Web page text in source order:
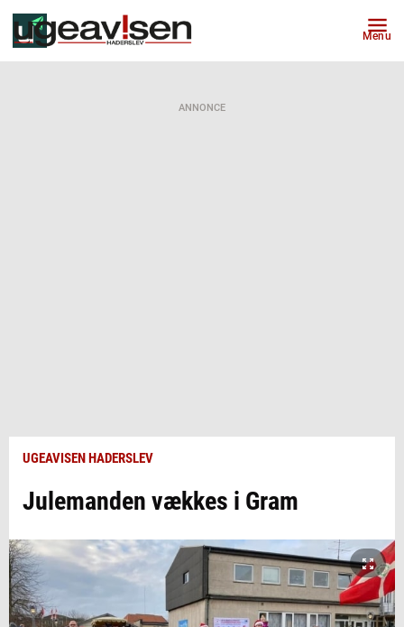
Menu
ANNONCE
UGEAVISEN HADERSLEV
Julemanden vækkes i Gram